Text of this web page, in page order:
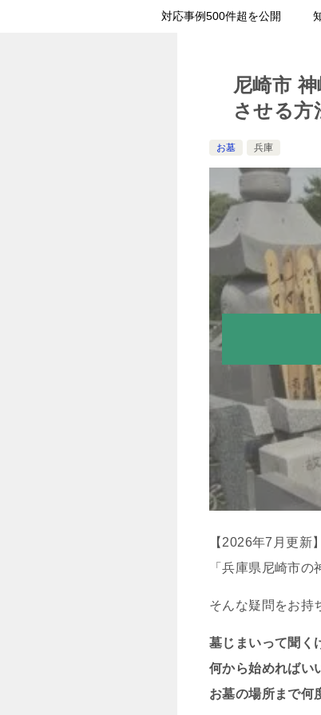
対応事例500件超を公開
尼崎市
させる方
お墓 兵庫
【2026年7月更新】
「兵庫県尼崎市
そんな疑問をお持
墓じまいって聞く
何から始めればい
お墓の場所まで何